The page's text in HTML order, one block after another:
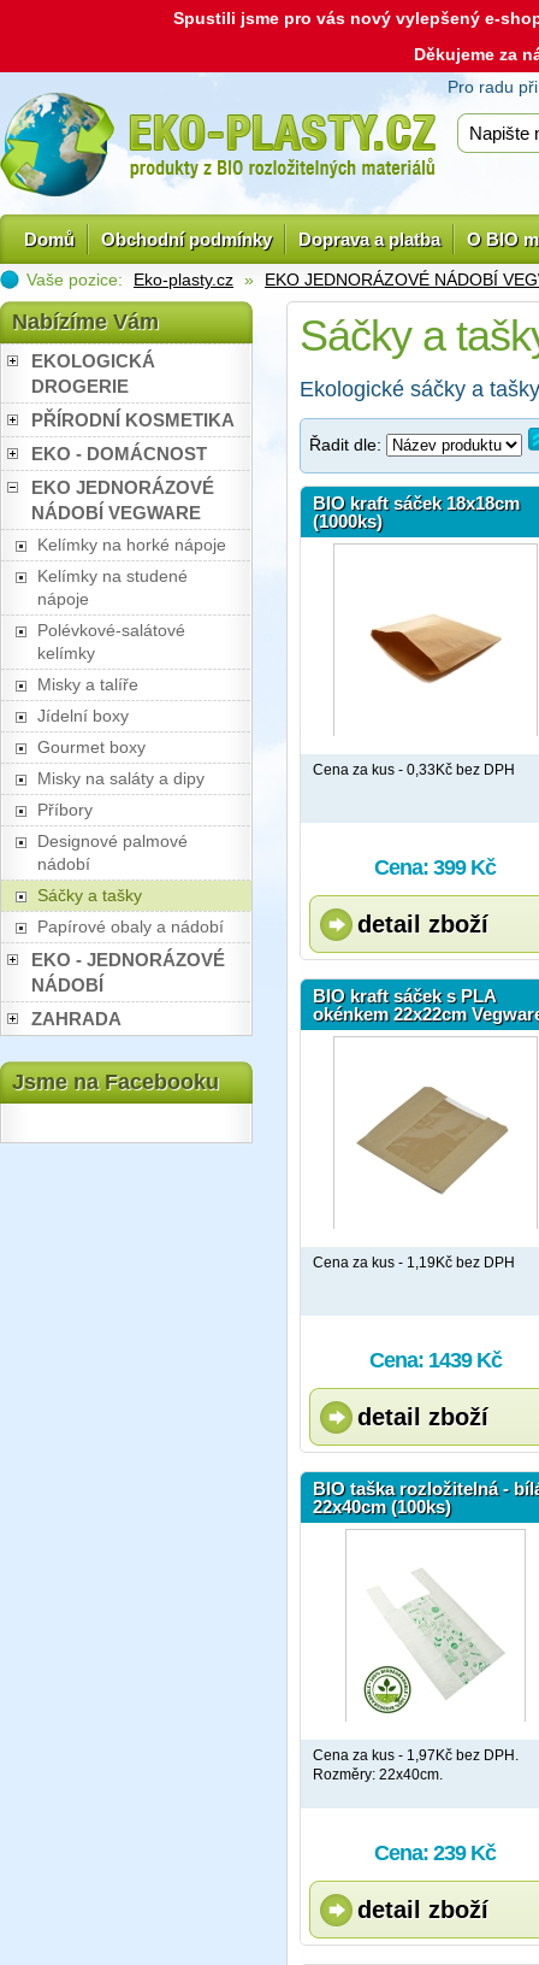
Spustili jsme pro vás nový vylepšený e-
Děkujeme za
Pro radu
Domů Obchodní podmínky Doprava a platba O BIO
Vaše pozice: Eko-plasty.cz » EKO JEDNORÁZOVÉ NÁDOBÍ
Nabízíme Vám
EKOLOGICKÁ
DROGERIE
PŘÍRODNÍ KOSMETIKA
EKO - DOMÁCNOST
EKO JEDNORÁZOVÉ
NÁDOBÍ VEGWARE
Kelímky na horké nápoje
Kelímky na studené
nápoje
Polévkové-salátové
kelímky
Misky a talíře
Jídelní boxy
Gourmet boxy
Misky na saláty a dipy
Příbory
Designové palmové
nádobí
Sáčky a tašky
Papírové obaly a nádobí
EKO - JEDNORÁZOVÉ
NÁDOBÍ
ZAHRADA
Jsme na Facebooku
Sáčky a
Ekologické sáčky a
Řadit dle:
BIO kraft sáček 18x18cm
(1000ks)
Cena za kus - 0,33Kč bez DPH
Cena: 399 Kč
detail zboží
BIO kraft sáček s PLA
okénkem 22x22cm
Cena za kus - 1,19Kč bez DPH
Cena: 1439 Kč
detail zboží
BIO taška rozložitelná -
22x40cm (100ks)
Cena za kus - 1,97Kč bez DPH.
Rozměry: 22x40cm.
Cena: 239 Kč
detail zboží